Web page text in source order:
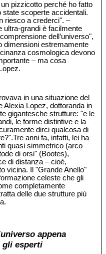
pizzicotto perché ho fatto
scoperte accidentali.
riesco a crederci". –
ultra-grandi è facilmente
dell’universo",
dimensioni estremamente
cosmologica devono
– ma cosa
in una situazione del
Alexia Lopez, dottoranda in
gigantesche strutture: "e le
le forme distintive e la
dirci qualcosa di
anni fa, infatti, lei ha
quasi simmetrico (arco
di orsi" (Bootes),
di distanza – cioè,
vicina. Il "Grande Anello"
celeste che gli
completamente
delle due strutture più
appena
gli esperti